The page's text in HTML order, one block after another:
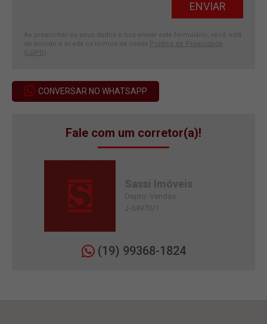
Ao preencher os seus dados e nos enviar este formulário, você está
de acordo e aceita os termos da nossa Política de Privacidade
(LGPD)
CONVERSAR NO WHATSAPP
Fale com um corretor(a)!
Sassi Imóveis
Depto. Vendas
J-04970/1
(19) 99368-1824